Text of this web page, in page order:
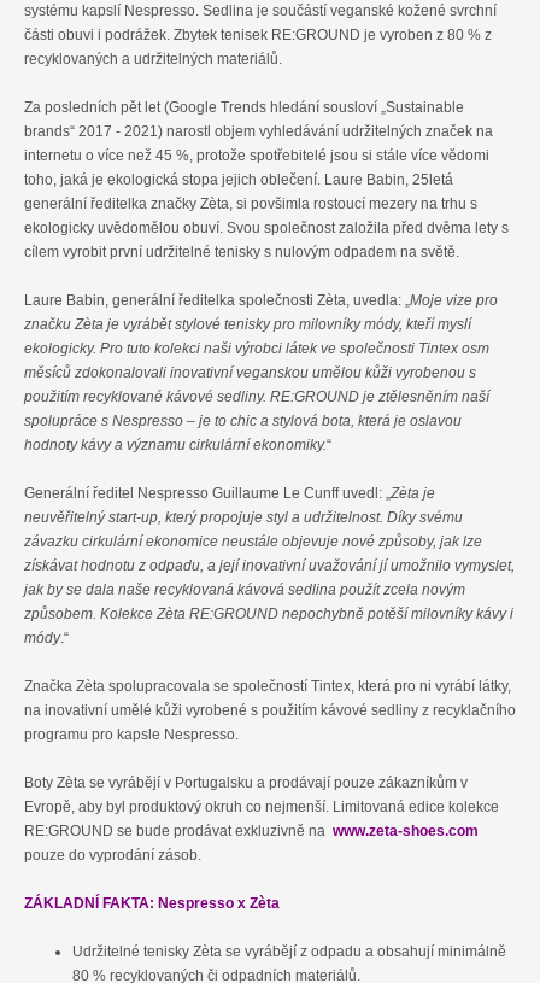
systému kapslí Nespresso. Sedlina je součástí veganské kožené svrchní
části obuvi i podrážek. Zbytek tenisek RE:GROUND je vyroben z 80 % z
recyklovaných a udržitelných materiálů.
Za posledních pět let (Google Trends hledání sousloví „Sustainable
brands“ 2017 - 2021) narostl objem vyhledávání udržitelných značek na
internetu o více než 45 %, protože spotřebitelé jsou si stále více vědomi
toho, jaká je ekologická stopa jejich oblečení. Laure Babin, 25letá
generální ředitelka značky Zèta, si povšimla rostoucí mezery na trhu s
ekologicky uvědomělou obuví. Svou společnost založila před dvěma lety s
cílem vyrobit první udržitelné tenisky s nulovým odpadem na světě.
Laure Babin, generální ředitelka společnosti Zèta, uvedla: „Moje vize pro
značku Zèta je vyrábět stylové tenisky pro milovníky módy, kteří myslí
ekologicky. Pro tuto kolekci naši výrobci látek ve společnosti Tintex osm
měsíců zdokonalovali inovativní veganskou umělou kůži vyrobenou s
použitím recyklované kávové sedliny. RE:GROUND je ztělesněním naší
spolupráce s Nespresso – je to chic a stylová bota, která je oslavou
hodnoty kávy a významu cirkulární ekonomiky.“
Generální ředitel Nespresso Guillaume Le Cunff uvedl: „Zèta je
neuvěřitelný start-up, který propojuje styl a udržitelnost. Díky svému
závazku cirkulární ekonomice neustále objevuje nové způsoby, jak lze
získávat hodnotu z odpadu, a její inovativní uvažování jí umožnilo vymyslet,
jak by se dala naše recyklovaná kávová sedlina použít zcela novým
způsobem. Kolekce Zèta RE:GROUND nepochybně potěší milovníky kávy i
módy.“
Značka Zèta spolupracovala se společností Tintex, která pro ni vyrábí látky,
na inovativní umělé kůži vyrobené s použitím kávové sedliny z recyklačního
programu pro kapsle Nespresso.
Boty Zèta se vyrábějí v Portugalsku a prodávají pouze zákazníkům v
Evropě, aby byl produktový okruh co nejmenší. Limitovaná edice kolekce
RE:GROUND se bude prodávat exkluzivně na www.zeta-shoes.com
pouze do vyprodání zásob.
ZÁKLADNÍ FAKTA: Nespresso x Zèta
Udržitelné tenisky Zèta se vyrábějí z odpadu a obsahují minimálně
80 % recyklovaných či odpadních materiálů.